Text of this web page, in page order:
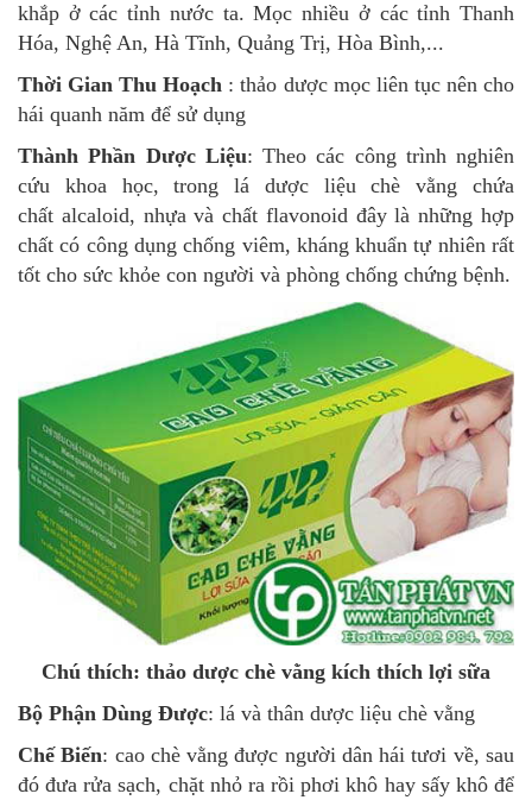
khắp ở các tỉnh nước ta. Mọc nhiều ở các tỉnh Thanh
Hóa, Nghệ An, Hà Tĩnh, Quảng Trị, Hòa Bình,...
Thời Gian Thu Hoạch : thảo dược mọc liên tục nên cho
hái quanh năm để sử dụng
Thành Phần Dược Liệu: Theo các công trình nghiên
cứu khoa học, trong lá dược liệu chè vằng chứa
chất alcaloid, nhựa và chất flavonoid đây là những hợp
chất có công dụng chống viêm, kháng khuẩn tự nhiên rất
tốt cho sức khỏe con người và phòng chống chứng bệnh.
Chú thích: thảo dược chè vằng kích thích lợi sữa
Bộ Phận Dùng Được: lá và thân dược liệu chè vằng
Chế Biến: cao chè vằng được người dân hái tươi về, sau
đó đưa rửa sạch, chặt nhỏ ra rồi phơi khô hay sấy khô để